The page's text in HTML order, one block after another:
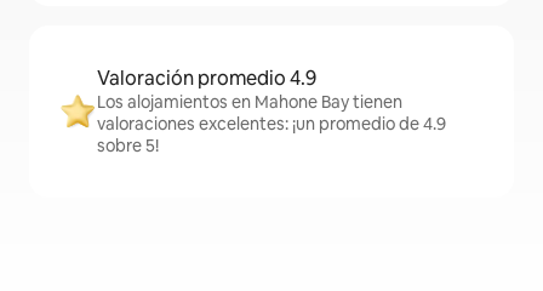
Valoración promedio 4.9
Los alojamientos en Mahone Bay tienen
valoraciones excelentes: ¡un promedio de 4.9
sobre 5!